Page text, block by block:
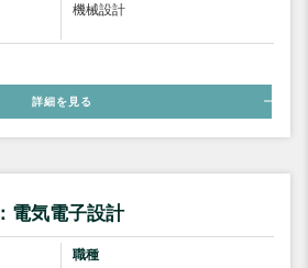
機械設計
詳細を見る
電気電子設計
職種